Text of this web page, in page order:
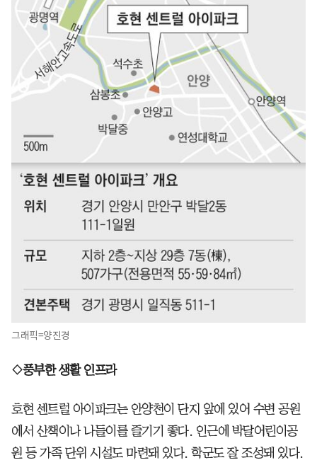
그래픽=양진경
◇풍부한 생활 인프라
호현 센트럴 아이파크는 안양천이 단지 앞에 있어 수변 공원
에서 산책이나 나들이를 즐기기 좋다. 인근에 박달어린이공
원 등 가족 단위 시설도 마련돼 있다. 학군도 잘 조성돼 있다.